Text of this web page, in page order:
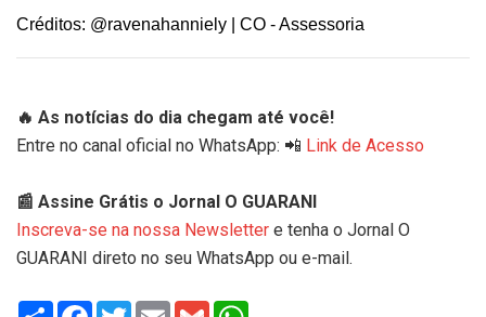
Créditos: @ravenahanniely | CO - Assessoria
🔥 As notícias do dia chegam até você!
Entre no canal oficial no WhatsApp: 📲 Link de Acesso
📰 Assine Grátis o Jornal O GUARANI
Inscreva-se na nossa Newsletter e tenha o Jornal O
GUARANI direto no seu WhatsApp ou e-mail.
Share Facebook
TwitterEmail Gmail